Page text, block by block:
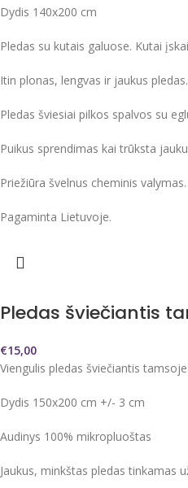
Dydis 140x200 cm
Pledas su kutais galuose. Kutai
Itin plonas, lengvas ir jaukus pledas.
Pledas šviesiai pilkos spalvos su
Puikus sprendimas kai trūksta
Priežiūra švelnus cheminis valymas.
Pagaminta Lietuvoje.
Pledas šviečiantis
€15,00
Viengulis pledas šviečiantis tamsoje
Dydis 150x200 cm +/- 3 cm
Audinys 100% mikropluoštas
Jaukus, minkštas pledas tinkamas